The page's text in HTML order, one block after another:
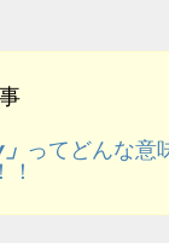
ってどんな意